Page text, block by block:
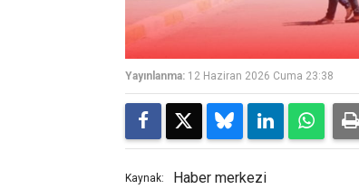
Yayınlanma: 12 Haziran 2026 Cuma 23:38
Kaynak: Haber merkezi